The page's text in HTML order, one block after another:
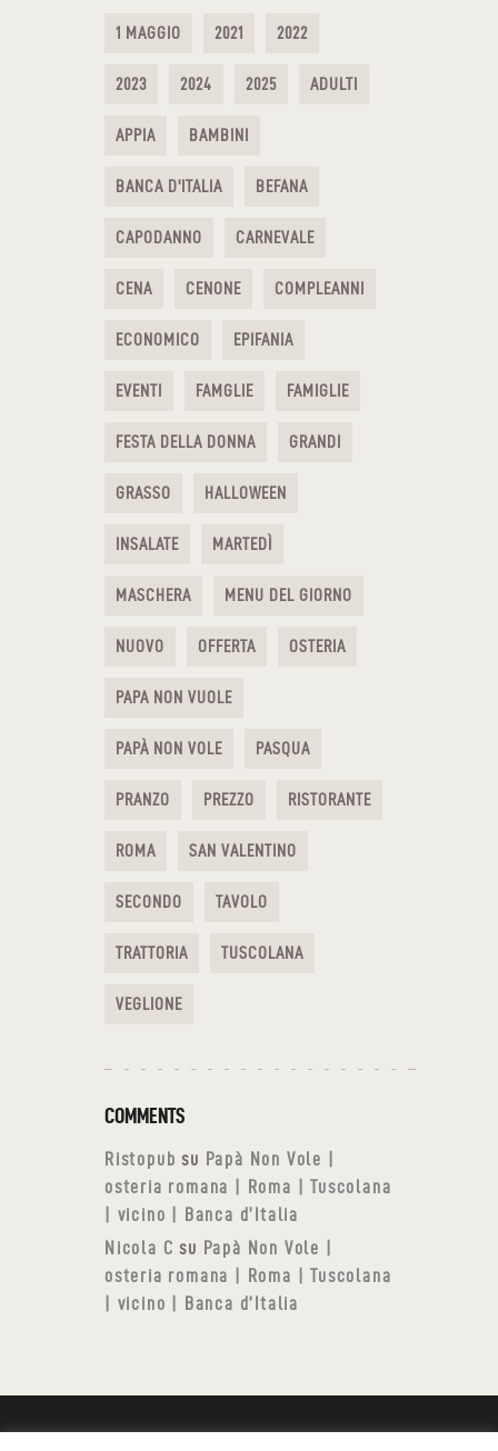
1 MAGGIO 2021 2022
2023 2024 2025 ADULTI
APPIA BAMBINI
BANCA D'ITALIA BEFANA
CAPODANNO CARNEVALE
CENA CENONE COMPLEANNI
ECONOMICO EPIFANIA
EVENTI FAMGLIE FAMIGLIE
FESTA DELLA DONNA GRANDI
GRASSO HALLOWEEN
INSALATE MARTEDÌ
MASCHERA MENU DEL GIORNO
NUOVO OFFERTA OSTERIA
PAPA NON VUOLE
PAPÀ NON VOLE PASQUA
PRANZO PREZZO RISTORANTE
ROMA SAN VALENTINO
SECONDO TAVOLO
TRATTORIA TUSCOLANA
VEGLIONE
COMMENTS
Ristopub su Papà Non Vole |
osteria romana | Roma | Tuscolana
| vicino | Banca d’Italia
Nicola C su Papà Non Vole |
osteria romana | Roma | Tuscolana
| vicino | Banca d’Italia